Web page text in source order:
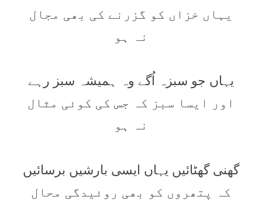
یہاں خزاں کو گزرنے کی بھی مجال
نہ ہو
یہاں جو سبزہ اُگے وہ ہمیشہ سبز رہے
اور ایسا سبز کہ جس کی کوئی مثال
نہ ہو
گھنی گھٹائیں یہاں ایسی بارشیں برسائیں
کہ پتھروں کو بھی روئیدگی محال